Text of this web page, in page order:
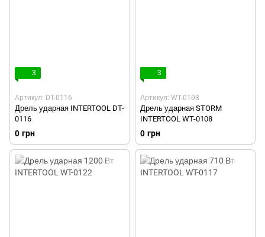
3
Артикул: DT-0116
Дрель ударная INTERTOOL DT-
0116
0 грн
3
Артикул: WT-0108
Дрель ударная STORM
INTERTOOL WT-0108
0 грн